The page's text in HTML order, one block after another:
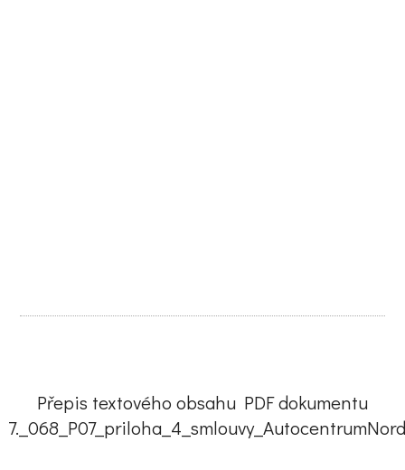
Přepis textového obsahu PDF dokumentu